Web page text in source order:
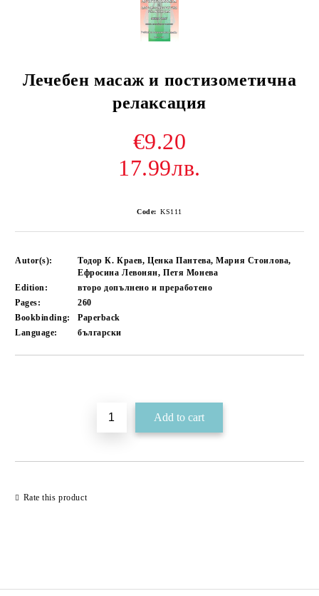
Лечебен масаж и постизометична
релаксация
€9.20
17.99лв.
Code: KS111
Autor(s):
Тодор К. Краев, Ценка Пантева, Мария Стоилова,
Ефросина Левонян, Петя Монева
Edition:
второ допълнено и преработено
Pages:
260
Bookbinding:
Paperback
Language:
български
Rate this product